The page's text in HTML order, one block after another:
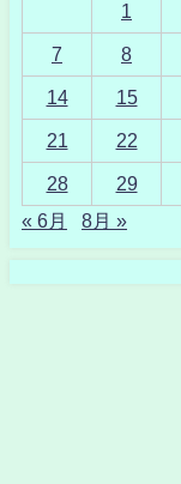
1
7 8
14 15
21 22
28 29
« 6月
8月 »